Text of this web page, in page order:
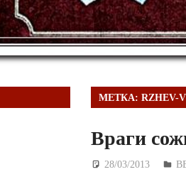
МЕТКА:RZHEV-
Враги
28/03/2013